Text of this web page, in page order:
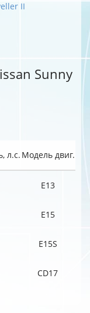
II
Sunny
л.с. Модель двиг.
E13
E15
E15S
CD17